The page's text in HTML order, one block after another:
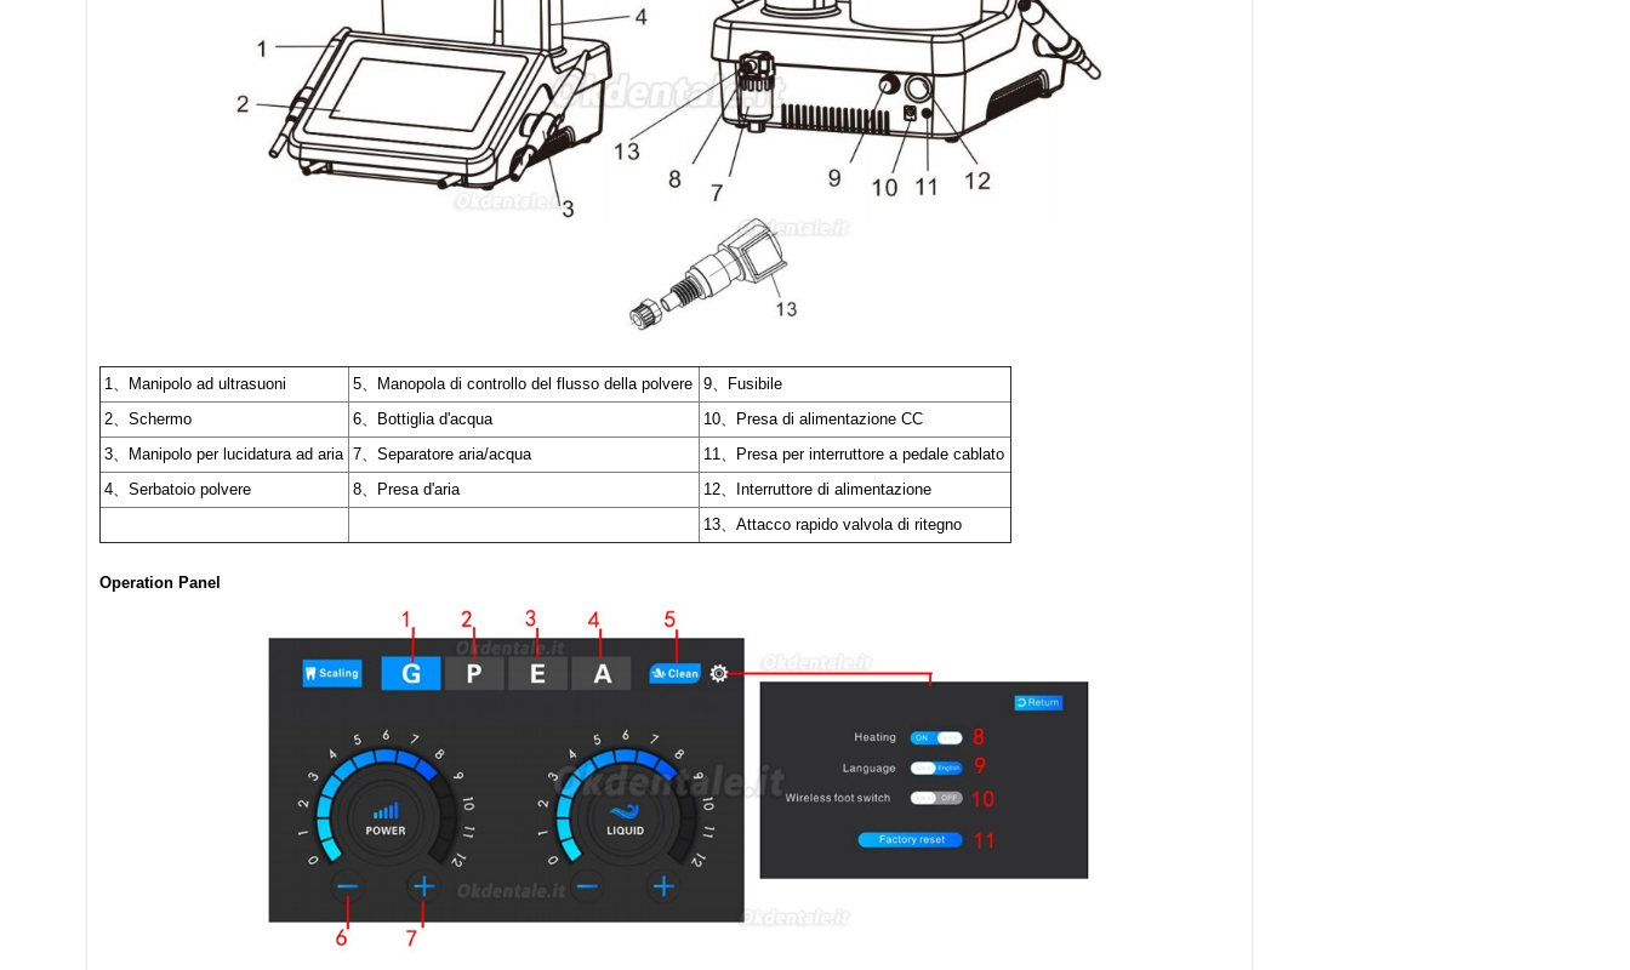
1、Manipolo ad ultrasuoni 5、Manopola di controllo del flusso della polvere 9、Fusibile
2、Schermo
6、Bottiglia d'acqua
10、Presa di alimentazione CC
3、Manipolo per lucidatura ad aria 7、Separatore aria/acqua
11、Presa per interruttore a pedale cablato
4、Serbatoio polvere
8、Presa d'aria
12、Interruttore di alimentazione
13、Attacco rapido valvola di ritegno
Operation Panel